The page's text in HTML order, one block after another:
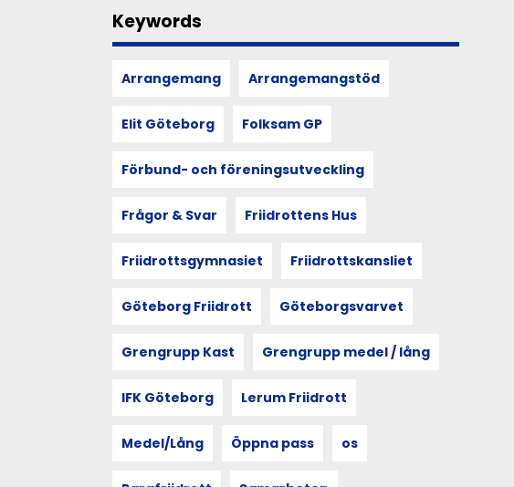
Keywords
Arrangemang Arrangemangstöd
Elit Göteborg Folksam GP
Förbund- och föreningsutveckling
Frågor & Svar Friidrottens Hus
Friidrottsgymnasiet Friidrottskansliet
Göteborg Friidrott Göteborgsvarvet
Grengrupp Kast Grengrupp medel / lång
IFK Göteborg Lerum Friidrott
Medel/Lång Öppna pass os